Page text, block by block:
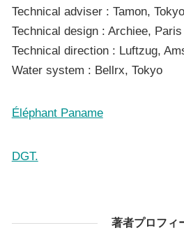
Technical adviser : Tamon, Tokyo
Technical design : Archiee, Paris
Technical direction : Luftzug,
Water system : Bellrx, Tokyo
Éléphant Paname
DGT.
著者プロフィ